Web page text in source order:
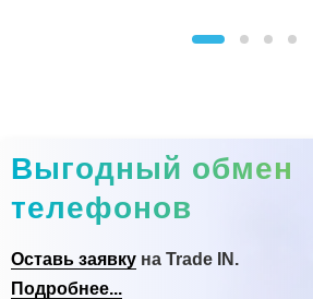
Выгодный обмен
телефонов
Оставь заявку на Trade IN.
Подробнее...